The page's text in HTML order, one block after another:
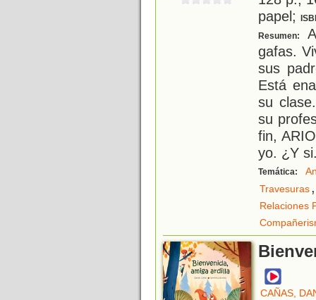
papel;
Resumen:
gafas.
sus
Está
su
su
fin,
yo. ¿Y si
Temática:
Travesuras,
Relaciones
CAÑAS,